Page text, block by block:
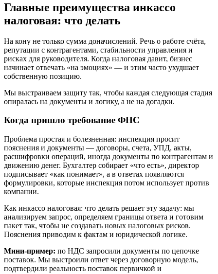
Главные преимущества инкассо
налоговая: что делать
На кону не только сумма доначислений. Речь о работе счёта,
репутации с контрагентами, стабильности управления и
рисках для руководителя. Когда налоговая давит, бизнес
начинает отвечать «на эмоциях» — и этим часто ухудшает
собственную позицию.
Мы выстраиваем защиту так, чтобы каждая следующая стадия
опиралась на документы и логику, а не на догадки.
Когда пришло требование ФНС
Проблема простая и болезненная: инспекция просит
пояснения и документы — договоры, счета, УПД, акты,
расшифровки операций, иногда документы по контрагентам и
движению денег. Бухгалтер собирает «что есть», директор
подписывает «как понимает», а в ответах появляются
формулировки, которые инспекция потом использует против
компании.
Как инкассо налоговая: что делать решает эту задачу: мы
анализируем запрос, определяем границы ответа и готовим
пакет так, чтобы не создавать новых налоговых рисков.
Пояснения приводим к фактам и юридической логике.
Мини-пример: по НДС запросили документы по цепочке
поставок. Мы выстроили ответ через договорную модель,
подтвердили реальность поставок первичкой и